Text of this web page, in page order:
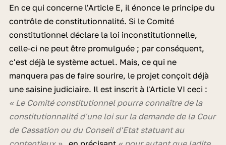
En ce qui concerne l'Article E, il énonce le principe du
contrôle de constitutionnalité. Si le Comité
constitutionnel déclare la loi inconstitutionnelle,
celle-ci ne peut être promulguée ; par conséquent,
c'est déjà le système actuel. Mais, ce qui ne
manquera pas de faire sourire, le projet conçoit déjà
une saisine judiciaire. Il est inscrit à l'Article VI ceci :
« Le Comité constitutionnel pourra connaître de la
constitutionnalité d'une loi sur la demande de la Cour
de Cassation ou du Conseil d'Etat statuant au